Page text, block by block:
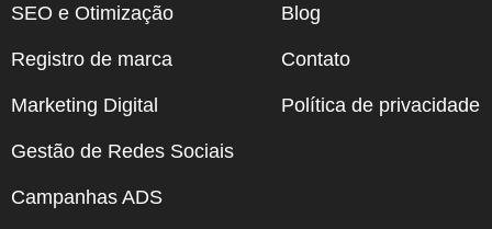
SEO e Otimização
Registro de marca
Marketing Digital
Gestão de Redes Sociais
Campanhas ADS
Blog
Contato
Política de privacidade